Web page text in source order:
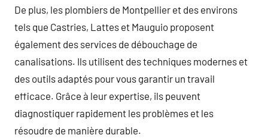
De plus, les plombiers de Montpellier et des environs
tels que Castries, Lattes et Mauguio proposent
également des services de débouchage de
canalisations. Ils utilisent des techniques modernes et
des outils adaptés pour vous garantir un travail
efficace. Grâce à leur expertise, ils peuvent
diagnostiquer rapidement les problèmes et les
résoudre de manière durable.